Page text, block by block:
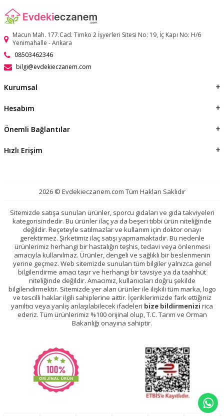
Macun Mah. 177.Cad. Timko 2 İşyerleri Sitesi No: 19, İç Kapı No: H/6
Yenimahalle - Ankara
08503462346
bilgi@evdekieczanem.com
Kurumsal
Hesabım
Önemli Bağlantılar
Hızlı Erişim
2026 © Evdekieczanem.com Tüm Hakları Saklıdır
Sitemizde satışa sunulan ürünler, sporcu gıdaları ve gıda takviyeleri
kategorisindedir. Bu ürünler ilaç ya da beşeri tıbbi ürün niteliğinde
değildir. Reçeteyle satılmazlar ve kullanım için doktor onayı
gerektirmez. Şirketimiz ilaç satışı yapmamaktadır. Bu nedenle
ürünlerimiz herhangi bir hastalığın teşhis, tedavi veya önlenmesi
amacıyla kullanılmaz. Ürünler, dengeli ve sağlıklı bir beslenmenin
yerine geçmez. Web sitemizde sunulan tüm bilgiler yalnızca genel
bilgilendirme amacı taşır ve herhangi bir tavsiye ya da taahhüt
niteliğinde değildir. Amacımız, kullanıcıları doğru şekilde
bilgilendirmektir. Sitemizde yer alan ürünler ile ilişkili tüm marka, logo
ve tescilli haklar ilgili sahiplerine aittir. İçeriklerimizde fark ettiğiniz
yanıltıcı veya yanlış anlaşılabilecek ifadeleri bize bildirmenizi rica
ederiz. Tüm ürünlerimiz %100 orijinal olup, T.C. Tarım ve Orman
Bakanlığı onayına sahiptir.